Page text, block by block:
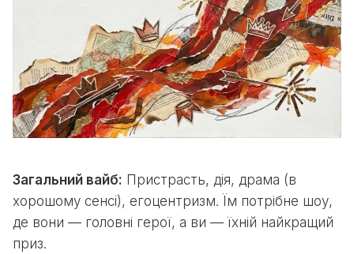
Загальний вайб: Пристрасть, дія, драма (в
хорошому сенсі), егоцентризм. Їм потрібне шоу,
де вони — головні герої, а ви — їхній найкращий
приз.